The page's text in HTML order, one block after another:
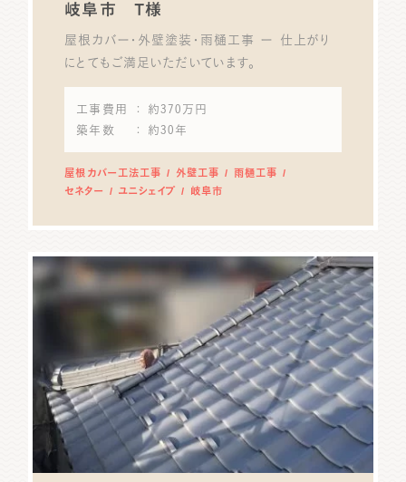
岐阜市 T様
屋根カバー・外壁塗装・雨樋工事 ー 仕上がり
にとてもご満足いただいています。
工事費用
： 約370万円
築年数
： 約30年
屋根カバー工法工事 外壁工事
雨樋工事
セネター
ユニシェイプ 岐阜市